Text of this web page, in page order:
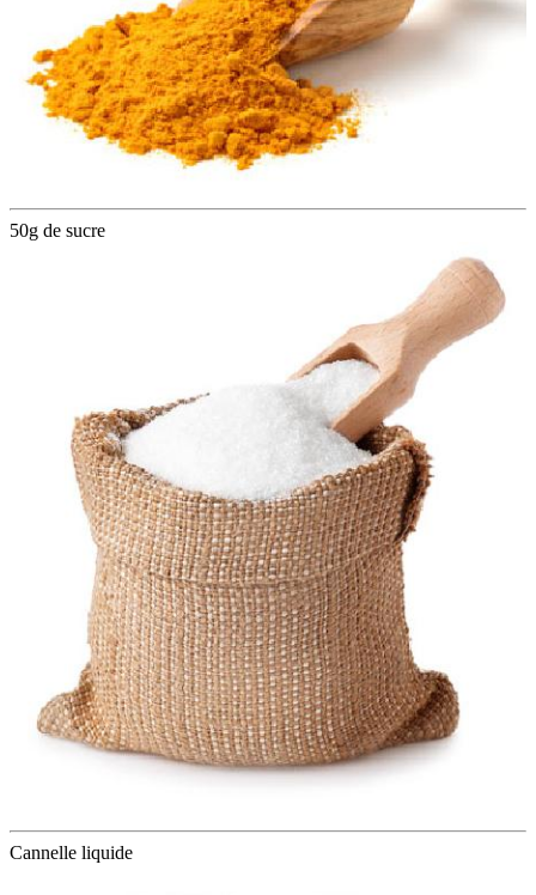
50g de sucre
Cannelle liquide